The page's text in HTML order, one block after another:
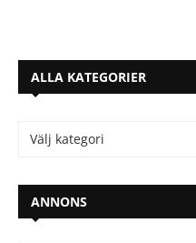
ALLA KATEGORIER
ANNONS